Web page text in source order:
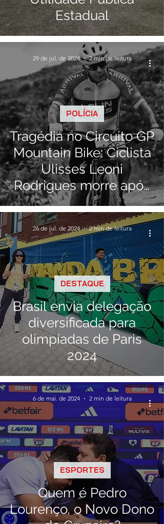
Estadual
Tragédia no Circuito GP
Mountain Bike: Ciclista
Ulisses Leoni
Rodrigues morre após
sofrer grave acidente
POLÍCIA
29 de jul. de 2024 2 min de leitura
Brasil envia delegação
diversificada para
olimpíadas de Paris
2024
DESTAQUE
26 de jul. de 2024 2 min de leitura
Quem é Pedro
Lourenço, o Novo Dono
ESPORTES
6 de mai. de 2024 2 min de leitura